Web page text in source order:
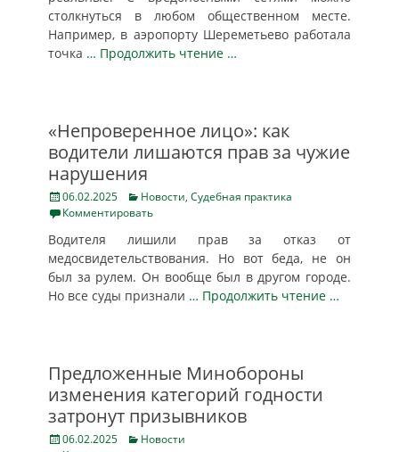
столкнуться в любом общественном месте.
Например, в аэропорту Шереметьево работала
точка … Продолжить чтение …
«Непроверенное лицо»: как
водители лишаются прав за чужие
нарушения
Posted
on
06.02.2025 Categories
Новости, Судебная практика
Комментировать
Водителя лишили прав за отказ от
медосвидетельствования. Но вот беда, не он
был за рулем. Он вообще был в другом городе.
Но все суды признали … Продолжить чтение …
Предложенные Минобороны
изменения категорий годности
затронут призывников
Posted
06.02.2025 Categories
Новости